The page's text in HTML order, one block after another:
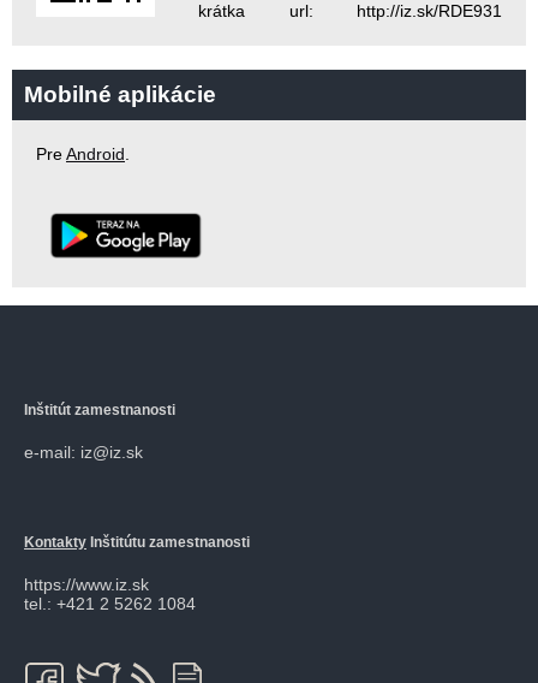
krátka url: http://iz.sk/RDE931
Mobilné aplikácie
PreAndroid.
Inštitút zamestnanosti
e-mail: iz@iz.sk
Kontakty Inštitútu zamestnanosti
https://www.iz.sk
tel.: +421 2 5262 1084